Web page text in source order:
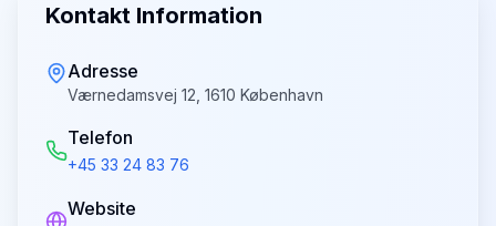
Kontakt Information
Adresse
Værnedamsvej 12, 1610 København
Telefon
+45 33 24 83 76
Website